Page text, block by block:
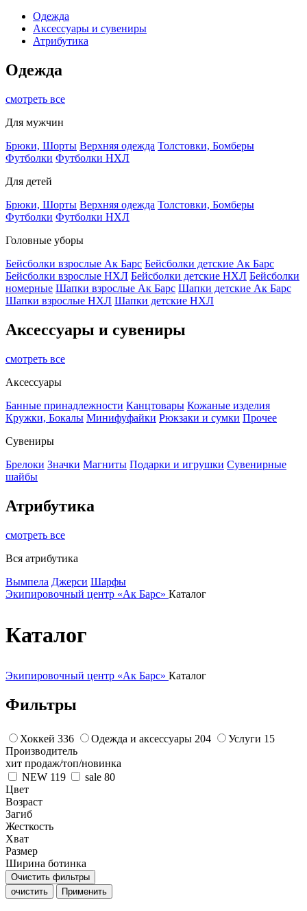
Одежда
Аксессуары и сувениры
Атрибутика
Одежда
смотреть все
Для мужчин
Брюки, Шорты Верхняя одежда Толстовки, Бомберы
Футболки Футболки НХЛ
Для детей
Брюки, Шорты Верхняя одежда Толстовки, Бомберы
Футболки Футболки НХЛ
Головные уборы
Бейсболки взрослые Ак Барс Бейсболки детские Ак Барс
Бейсболки взрослые НХЛ Бейсболки детские НХЛ Бейсболки
номерные Шапки взрослые Ак Барс Шапки детские Ак Барс
Шапки взрослые НХЛ Шапки детские НХЛ
Аксессуары и сувениры
смотреть все
Аксессуары
Банные принадлежности Канцтовары Кожаные изделия
Кружки, Бокалы Минифуфайки Рюкзаки и сумки Прочее
Сувениры
Брелоки Значки Магниты Подарки и игрушки Сувенирные
шайбы
Атрибутика
смотреть все
Вся атрибутика
Вымпела Джерси Шарфы
Экипировочный центр «Ак Барс» Каталог
Каталог
Экипировочный центр «Ак Барс» Каталог
Фильтры
Хоккей 336 Одежда и аксессуары 204 Услуги 15
Производитель
хит продаж/топ/новинка
NEW 119 sale 80
Цвет
Возраст
Загиб
Жесткость
Хват
Размер
Ширина ботинка
Очистить фильтры
очистить
Применить